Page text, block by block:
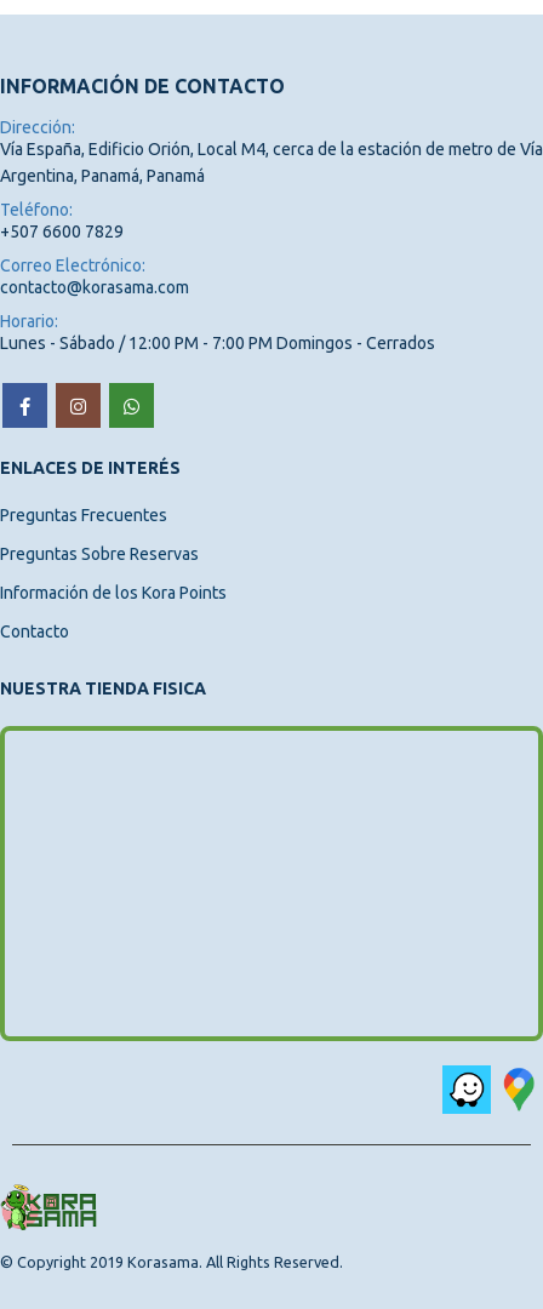
INFORMACIÓN DE CONTACTO
Dirección:
Vía España, Edificio Orión, Local M4, cerca de la estación de metro de Vía
Argentina, Panamá, Panamá
Teléfono:
+507 6600 7829
Correo Electrónico:
contacto@korasama.com
Horario:
Lunes - Sábado / 12:00 PM - 7:00 PM Domingos - Cerrados
ENLACES DE INTERÉS
Preguntas Frecuentes
Preguntas Sobre Reservas
Información de los Kora Points
Contacto
NUESTRA TIENDA FISICA
© Copyright 2019 Korasama. All Rights Reserved.